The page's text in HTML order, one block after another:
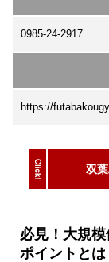
0985-24-2917
https://
双
必見！大規
ポイントとは